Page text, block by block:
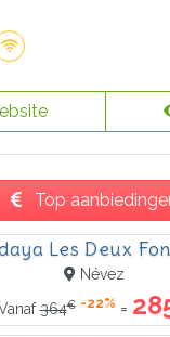
Top
Les Deux
Névez
364€ -22% =